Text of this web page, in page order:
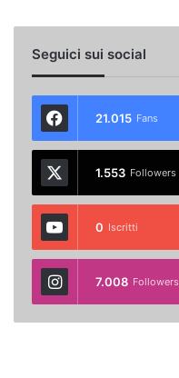
Seguici sui social
21.015 Fans
1.553 Followers
0 Iscritti
7.008 Followers